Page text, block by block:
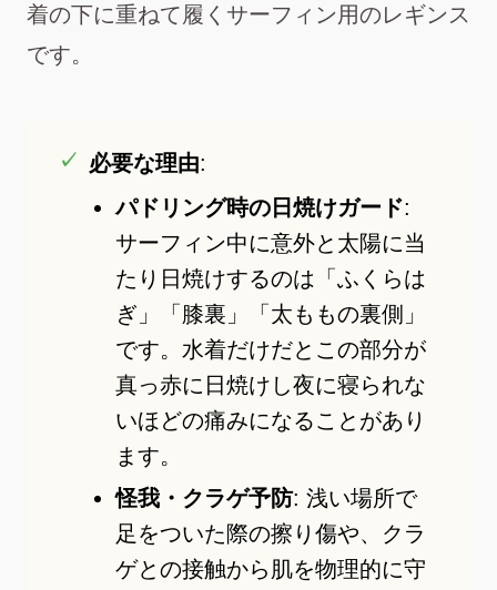
着の下に重ねて履くサーフィン用のレギンス
です。
必要な理由:
パドリング時の日焼けガード:
サーフィン中に意外と太陽に当
たり日焼けするのは「ふくらは
ぎ」「膝裏」「太ももの裏側」
です。水着だけだとこの部分が
真っ赤に日焼けし夜に寝られな
いほどの痛みになることがあり
ます。
怪我・クラゲ予防: 浅い場所で
足をついた際の擦り傷や、クラ
ゲとの接触から肌を物理的に守